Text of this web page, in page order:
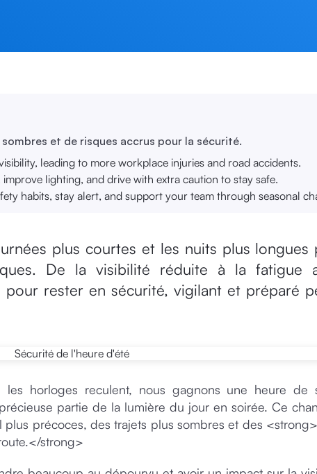
et de risques accrus pour la sécurité.
leading to more workplace injuries and road accidents.
lighting, and drive with extra caution to stay safe.
habits, stay alert, and support your team through seasonal
plus courtes et les nuits plus longues
De la visibilité réduite à la fatigue
rester en sécurité, vigilant et préparé
horloges reculent, nous gagnons une heure de
partie de la lumière du jour en soirée. Ce
précoces, des trajets plus sombres et des
strong>